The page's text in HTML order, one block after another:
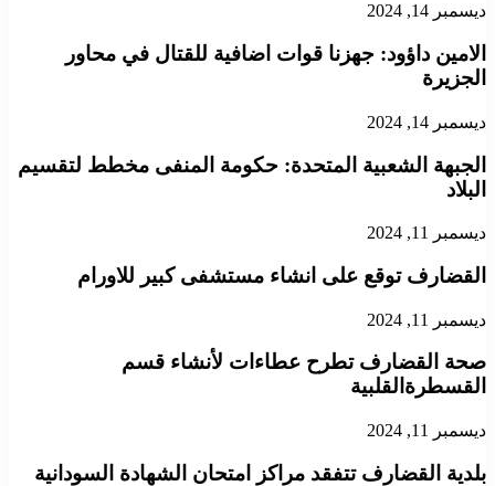
ديسمبر 14, 2024
الامين داؤود: جهزنا قوات اضافية للقتال في محاور
الجزيرة
ديسمبر 14, 2024
الجبهة الشعبية المتحدة: حكومة المنفى مخطط لتقسيم
البلاد
ديسمبر 11, 2024
القضارف توقع على انشاء مستشفى كبير للاورام
ديسمبر 11, 2024
صحة القضارف تطرح عطاءات لأنشاء قسم
القسطرةالقلبية
ديسمبر 11, 2024
بلدية القضارف تتفقد مراكز امتحان الشهادة السودانية